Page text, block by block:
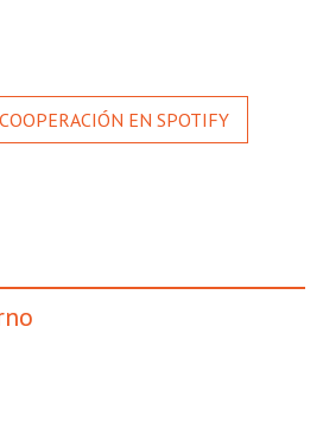
EN SPOTIFY